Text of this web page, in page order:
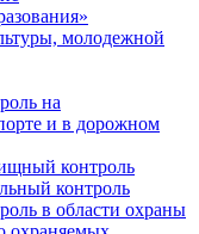
молодежной
на
и в дорожном
контроль
контроль
в области охраны